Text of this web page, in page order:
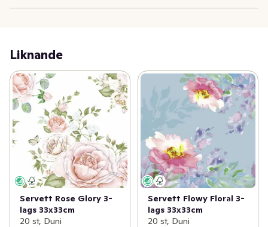
Liknande
Servett Rose Glory 3-
lags 33x33cm
20 st, Duni
Servett Flowy Floral 3-
lags 33x33cm
20 st, Duni